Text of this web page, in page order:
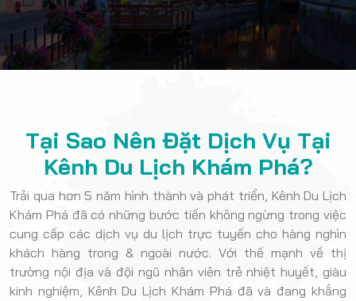
Tại Sao Nên Đặt Dịch Vụ Tại
Kênh Du Lịch Khám Phá?
Trải qua hơn 5 năm hình thành và phát triển, Kênh Du Lịch
Khám Phá đã có những bước tiến không ngừng trong việc
cung cấp các dịch vụ du lịch trực tuyến cho hàng nghìn
khách hàng trong & ngoài nước. Với thế mạnh về thị
trường nội địa và đội ngũ nhân viên trẻ nhiệt huyết, giàu
kinh nghiệm, Kênh Du Lịch Khám Phá đã và đang khẳng